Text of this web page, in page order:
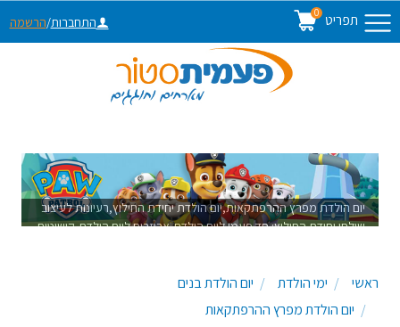
תפריט 0
התחברות/הרשמה
יום הולדת מפרץ ההרפתקאות,יום הולדת יחידת החילוץ,רעיונות לעיצוב
שולחן יחידת החילוץ: חד פעמי ליום הולדת,אביזרים ליום הולדת,קישוטים
יחידת החילוץ.ראשי ימי הולדת
יום הולדת בנים
יום הולדת מפרץ ההרפתקאות